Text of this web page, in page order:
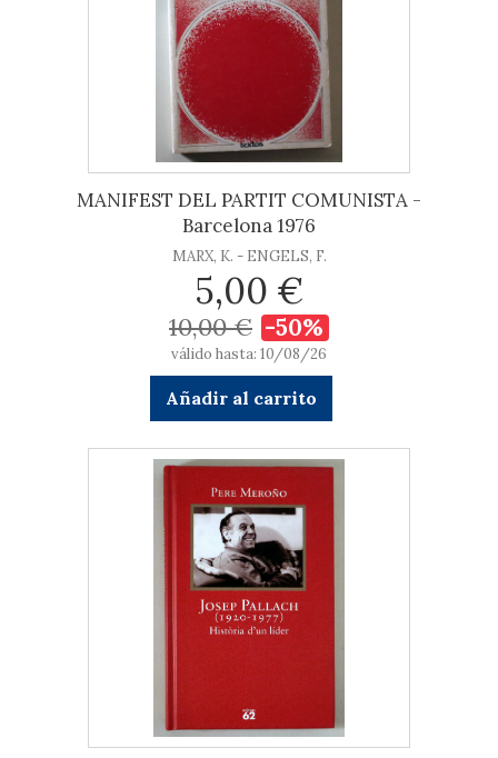
MANIFEST DEL PARTIT COMUNISTA -
Barcelona 1976
MARX, K. - ENGELS, F.
5,00 €
10,00 € -50%
válido hasta: 10/08/26
Añadir al carrito